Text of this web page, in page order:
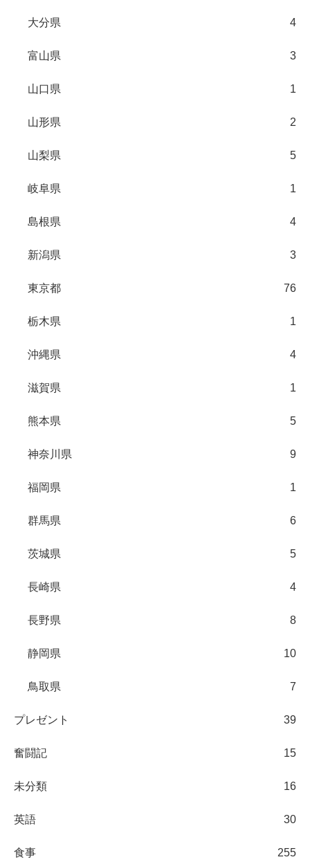
大分県 4
富山県 3
山口県 1
山形県 2
山梨県 5
岐阜県 1
島根県 4
新潟県 3
東京都 76
栃木県 1
沖縄県 4
滋賀県 1
熊本県 5
神奈川県 9
福岡県 1
群馬県 6
茨城県 5
長崎県 4
長野県 8
静岡県 10
鳥取県 7
プレゼント 39
奮闘記 15
未分類 16
英語 30
食事 255